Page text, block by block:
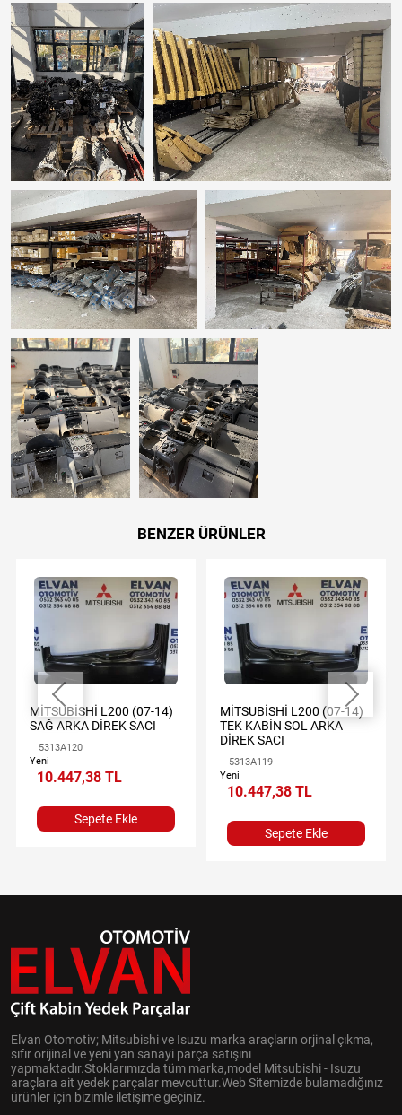
BENZER ÜRÜNLER
MİTSUBİSHİ L200 (07-14)
SAĞ ARKA DİREK SACI
5313A120
Yeni
10.447,38 TL
Sepete Ekle
MİTSUBİSHİ L200 (07-14)
TEK KABİN SOL ARKA
DİREK SACI
5313A119
Yeni
10.447,38 TL
Sepete Ekle
Elvan Otomotiv; Mitsubishi ve Isuzu marka araçların orjinal çıkma,
sıfır orijinal ve yeni yan sanayi parça satışını
yapmaktadır.Stoklarımızda tüm marka,model Mitsubishi - Isuzu
araçlara ait yedek parçalar mevcuttur.Web Sitemizde bulamadığınız
ürünler için bizimle iletişime geçiniz.